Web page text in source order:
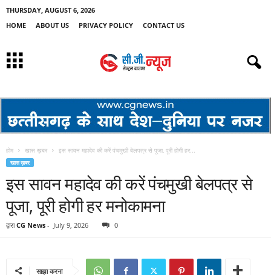
THURSDAY, AUGUST 6, 2026
HOME
ABOUT US PRIVACY POLICY CONTACT US
होम खास ख़बर इस सावन महादेव की करें पंचमुखी बेलपत्र से पूजा, पूरी होगी हर...
खास ख़बर
इस सावन महादेव की करें पंचमुखी बेलपत्र से
पूजा, पूरी होगी हर मनोकामना
द्वारा CG News - July 9, 2026 0
साझा करना